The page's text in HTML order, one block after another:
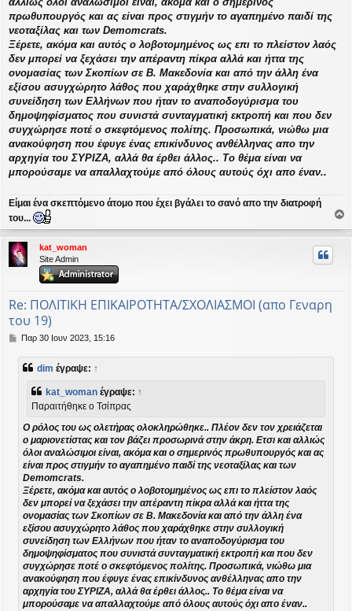
πρωθυπουργός και ας είναι προς στιγμήν το αγαπημένο παιδί της
νεοταξίλας και των Demomcrats.
Ξέρετε, ακόμα και αυτός ο λοβοτομημένος ως επι το πλείστον λαός
δεν μπορεί να ξεχάσει την απέραντη πίκρα αλλά και ήττα της
ονομασίας των Σκοπίων σε Β. Μακεδονία και από την άλλη ένα
εξίσου ασυγχώρητο λάθος που χαράχθηκε στην συλλογική
συνείδηση των Ελλήνων που ήταν το αναποδογύρισμα του
δημοψηφίσματος που συνιστά συνταγματική εκτροπή και που δεν
συγχώρησε ποτέ ο σκεφτόμενος πολίτης. Προσωπικά, νιώθω μια
ανακούφηση που έφυγε ένας επικίνδυνος ανθέλληνας απο την
αρχηγία του ΣΥΡΙΖΑ, αλλά θα έρθει άλλος.. Το θέμα είναι να
μπορούσαμε να απαλλαχτούμε από όλους αυτούς όχι απο έναν..
Είμαι ένα σκεπτόμενο άτομο που έχει βγάλει το σανό απο την διατροφή
του...
ο
ρ
kat_woman
Site Admin
Re: ΠΟΛΙΤΙΚΗ ΕΠΙΚΑΙΡΟΤΗΤΑ/ΣΧΟΛΙΑΣΜΟΙ (απο Γεναρη
του 19)
Δ
μ
σ
Παρ 30 Ιουν 2023, 15:16
dim έγραψε: ↑
kat_woman έγραψε: ↑
Παραιτήθηκε ο Τσίπρας
Ο ρόλος του ως ολετήρας ολοκληρώθηκε.. Πλέον δεν τον χρειάζεται
ο μαριονετίστας και τον βάζει προσωρινά στην άκρη. Ετσι και αλλιώς
όλοι αναλώσιμοι είναι, ακόμα και ο σημερινός πρωθυπουργός και ας
είναι προς στιγμήν το αγαπημένο παιδί της νεοταξίλας και των
Demomcrats.
Ξέρετε, ακόμα και αυτός ο λοβοτομημένος ως επι το πλείστον λαός
δεν μπορεί να ξεχάσει την απέραντη πίκρα αλλά και ήττα της
ονομασίας των Σκοπίων σε Β. Μακεδονία και από την άλλη ένα
εξίσου ασυγχώρητο λάθος που χαράχθηκε στην συλλογική
συνείδηση των Ελλήνων που ήταν το αναποδογύρισμα του
δημοψηφίσματος που συνιστά συνταγματική εκτροπή και που δεν
συγχώρησε ποτέ ο σκεφτόμενος πολίτης. Προσωπικά, νιώθω μια
ανακούφηση που έφυγε ένας επικίνδυνος ανθέλληνας απο την
αρχηγία του ΣΥΡΙΖΑ, αλλά θα έρθει άλλος.. Το θέμα είναι να
μπορούσαμε να απαλλαχτούμε από όλους αυτούς όχι απο έναν..